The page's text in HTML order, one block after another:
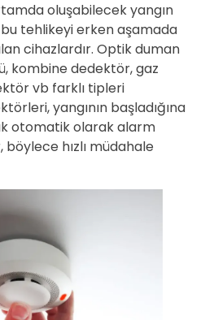
oluşabilecek yangın
tehlikeyi erken aşamada
cihazlardır. Optik duman
kombine dedektör, gaz
vb farklı tipleri
yangının başladığına
otomatik olarak alarm
hızlı müdahale